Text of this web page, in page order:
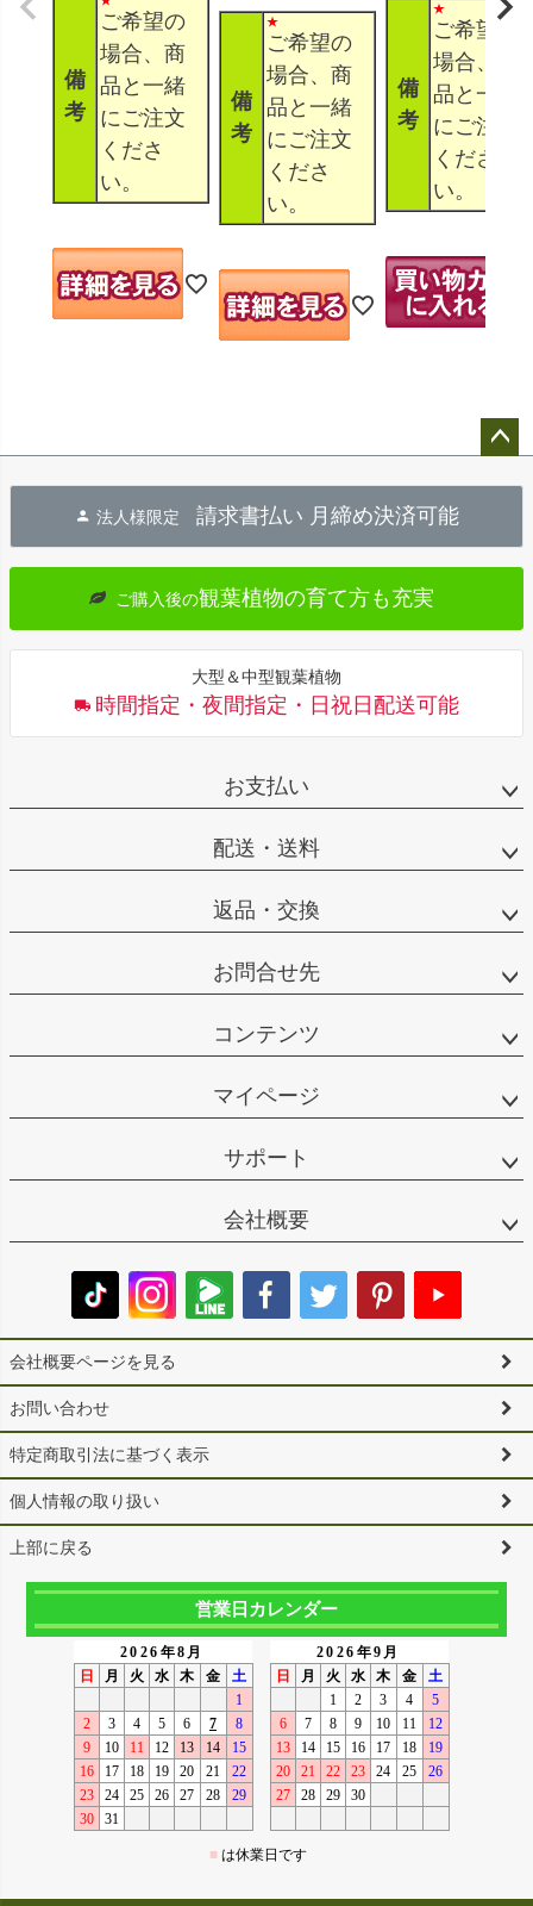
備
考
ご希望の
場合、商
品と一緒
にご注文
くださ
い。
備
考
ご希望の
場合、商
品と一緒
にご注文
くださ
い。
備
考
ご希望の
場合、商
品と一緒
にご注文
くださ
い。
へ
法人様限定 請求書払い 月締め決済可能
ご購入後の観葉植物の育て方も充実
大型＆中型観葉植物
時間指定・夜間指定・日祝日配送可能
お支払い
配送・送料
返品・交換
お問合せ先
コンテンツ
マイページ
サポート
会社概要
会社概要ページを見る
お問い合わせ
特定商取引法に基づく表示
個人情報の取り扱い
上部に戻る
営業日カレンダー